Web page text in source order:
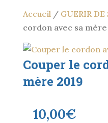
Accueil/ GUERIR DE
cordon avec sa mère
Couper le
mère 2019
10,00€